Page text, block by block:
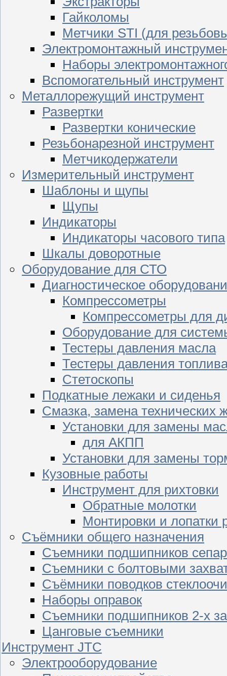
Гайколомы
Метчики STI (для
Электромонтажный
Наборы
Вспомогательный инструмент
Металлорежущий инструмент
Развертки
Развертки конические
Резьбонарезной инструмент
Метчикодержатели
Измерительный инструмент
Шаблоны и щупы
Щупы
Индикаторы
Индикаторы часового типа
Шкалы доворотные
Оборудование для СТО
Диагностическое
Компрессометры
Компрессометры для
Оборудование для
Тестеры давления масла
Тестеры давления
Стетоскопы
Подкатные лежаки и сиденья
Смазка, замена технических
Установки для замены
для АКПП
Установки для замены
Кузовные работы
Инструмент для рихтовки
Обратные молотки
Монтировки и лопатки
Съёмники общего назначения
Съемники подшипников
Съемники с болтовыми
Съёмники поводков
Наборы оправок
Съемники подшипников 2-х
Цанговые съемники
Инструмент JTC
Электрооборудование